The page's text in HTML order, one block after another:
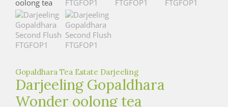
t
e
a
á
z
Gopaldhara Tea Estate Darjeeling
Darjeeling Gopaldhara
Wonder oolong tea